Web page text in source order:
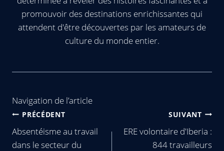
promouvoir des destinations enrichissantes qui
attendent d'être découvertes par les amateurs de
culture du monde entier.
Navigation de l’article
PRÉCÉDENT
Absentéisme au travail
dans le secteur du
SUIVANT
ERE volontaire d'Iberia :
844 travailleurs